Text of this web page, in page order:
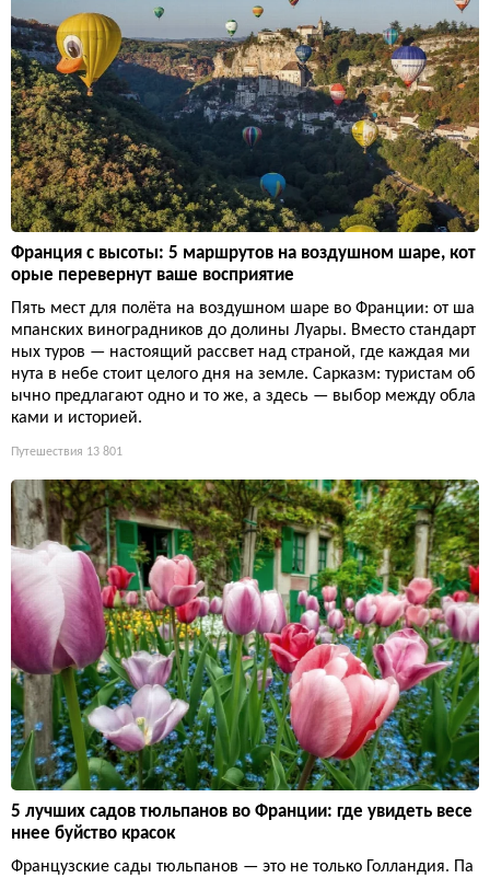
Франция с высоты: 5 маршрутов на воздушном шаре, кот
орые перевернут ваше восприятие
Пять мест для полёта на воздушном шаре во Франции: от ша
мпанских виноградников до долины Луары. Вместо стандарт
ных туров — настоящий рассвет над страной, где каждая ми
нута в небе стоит целого дня на земле. Сарказм: туристам об
ычно предлагают одно и то же, а здесь — выбор между обла
ками и историей.
Путешествия 13 801
5 лучших садов тюльпанов во Франции: где увидеть весе
ннее буйство красок
Французские сады тюльпанов — это не только Голландия. Па